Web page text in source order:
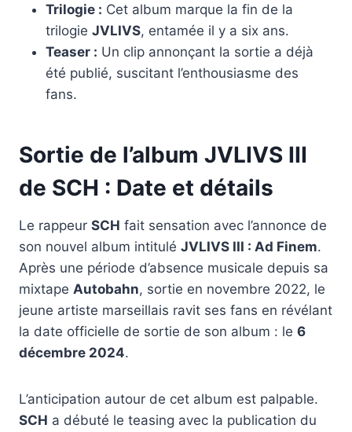
Trilogie : Cet album marque la fin de la
trilogie JVLIVS, entamée il y a six ans.
Teaser : Un clip annonçant la sortie a déjà
été publié, suscitant l’enthousiasme des
fans.
Sortie de l’album JVLIVS III
de SCH : Date et détails
Le rappeur SCH fait sensation avec l’annonce de
son nouvel album intitulé JVLIVS III : Ad Finem.
Après une période d’absence musicale depuis sa
mixtape Autobahn, sortie en novembre 2022, le
jeune artiste marseillais ravit ses fans en révélant
la date officielle de sortie de son album : le 6
décembre 2024.
L’anticipation autour de cet album est palpable.
SCH a débuté le teasing avec la publication du